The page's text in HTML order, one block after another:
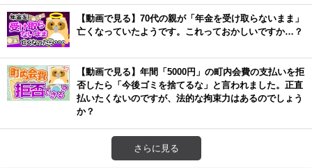
【動画で見る】70代の親が「年金を受け取らないまま」
亡くなっていたようです。これっておかしいですか…？
【動画で見る】年間「5000円」の町内会費の支払いを拒
否したら「今後ゴミを捨てるな」と言われました。正直
払いたくないのですが、法的な拘束力はあるのでしょう
か？
さらに見る